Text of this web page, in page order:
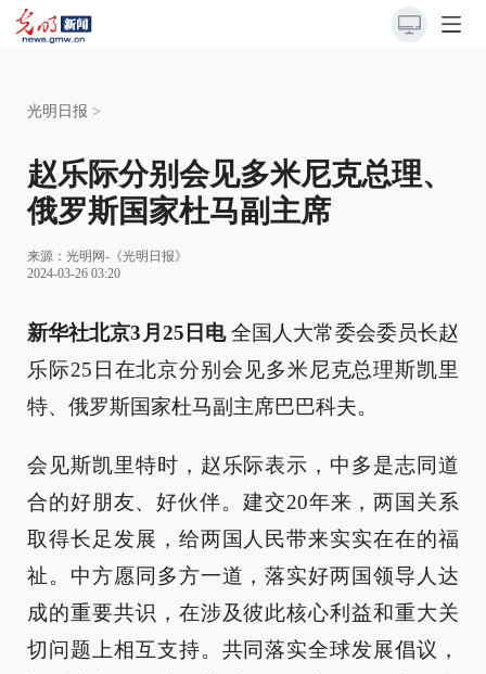
光明日报 >
赵乐际分别会见多米尼克总理、
俄罗斯国家杜马副主席
来源： 光明网-《光明日报》
2024-03-26 03:20
新华社北京3月25日电全国人大常委会委员长赵
乐际25日在北京分别会见多米尼克总理斯凯里
特、俄罗斯国家杜马副主席巴巴科夫。
会见斯凯里特时，赵乐际表示，中多是志同道
合的好朋友、好伙伴。建交20年来，两国关系
取得长足发展，给两国人民带来实实在在的福
祉。中方愿同多方一道，落实好两国领导人达
成的重要共识，在涉及彼此核心利益和重大关
切问题上相互支持。共同落实全球发展倡议，